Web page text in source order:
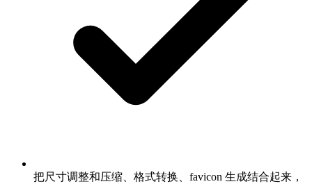
把尺寸调整和压缩、格式转换、favicon 生成结合起来，